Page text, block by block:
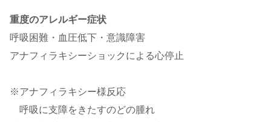
重度のアレルギー症状
呼吸困難・血圧低下・意識障害
アナフィラキシーショックによる心停止
※アナフィラキシー様反応
呼吸に支障をきたすのどの腫れ